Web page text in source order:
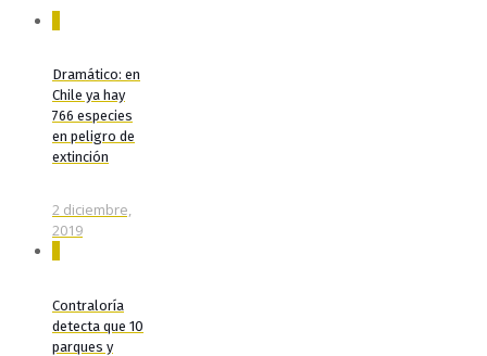
Dramático: en
Chile ya hay
766 especies
en peligro de
extinción
2 diciembre,
2019
Contraloría
detecta que 10
parques y